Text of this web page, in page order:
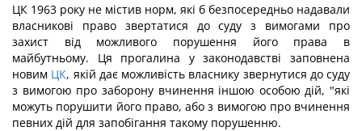
ЦК 1963 року не містив норм, які б безпосередньо надавали
власникові право звертатися до суду з вимогами про
захист від можливого порушення його права в
майбутньому. Ця прогалина у законодавстві заповнена
новим ЦК, якій дає можливість власнику звернутися до суду
з вимогою про заборону вчинення іншою особою дій, "які
можуть порушити його право, або з вимогою про вчинення
певних дій для запобігання такому порушенню.